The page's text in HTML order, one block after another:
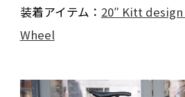
装着アイテム： 20″ Kitt
Wheel